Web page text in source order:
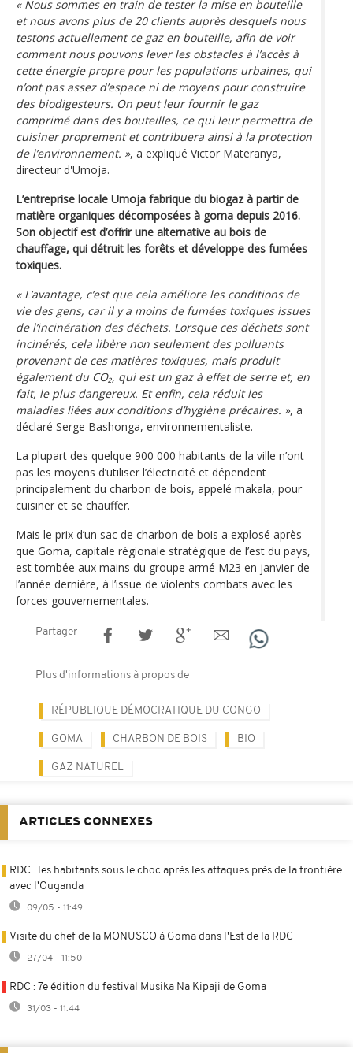
« Nous sommes en train de tester la mise en bouteille
et nous avons plus de 20 clients auprès desquels nous
testons actuellement ce gaz en bouteille, afin de voir
comment nous pouvons lever les obstacles à l’accès à
cette énergie propre pour les populations urbaines, qui
n’ont pas assez d’espace ni de moyens pour construire
des biodigesteurs. On peut leur fournir le gaz
comprimé dans des bouteilles, ce qui leur permettra de
cuisiner proprement et contribuera ainsi à la protection
de l’environnement. », a expliqué Victor Materanya,
directeur d'Umoja.
L’entreprise locale Umoja fabrique du biogaz à partir de
matière organiques décomposées à goma depuis 2016.
Son objectif est d’offrir une alternative au bois de
chauffage, qui détruit les forêts et développe des fumées
toxiques.
« L’avantage, c’est que cela améliore les conditions de
vie des gens, car il y a moins de fumées toxiques issues
de l’incinération des déchets. Lorsque ces déchets sont
incinérés, cela libère non seulement des polluants
provenant de ces matières toxiques, mais produit
également du CO₂, qui est un gaz à effet de serre et, en
fait, le plus dangereux. Et enfin, cela réduit les
maladies liées aux conditions d’hygiène précaires. », a
déclaré Serge Bashonga, environnementaliste.
La plupart des quelque 900 000 habitants de la ville n’ont
pas les moyens d’utiliser l’électricité et dépendent
principalement du charbon de bois, appelé makala, pour
cuisiner et se chauffer.
Mais le prix d’un sac de charbon de bois a explosé après
que Goma, capitale régionale stratégique de l’est du pays,
est tombée aux mains du groupe armé M23 en janvier de
l’année dernière, à l’issue de violents combats avec les
forces gouvernementales.
Partager
Plus d'informations à propos de
RÉPUBLIQUE DÉMOCRATIQUE DU CONGO
GOMA CHARBON DE BOIS BIO
GAZ NATUREL
ARTICLES CONNEXES
RDC : les habitants sous le choc après les attaques près de la frontière
avec l'Ouganda
09/05 - 11:49
Visite du chef de la MONUSCO à Goma dans l'Est de la RDC
27/04 - 11:50
RDC : 7e édition du festival Musika Na Kipaji de Goma
31/03 - 11:44